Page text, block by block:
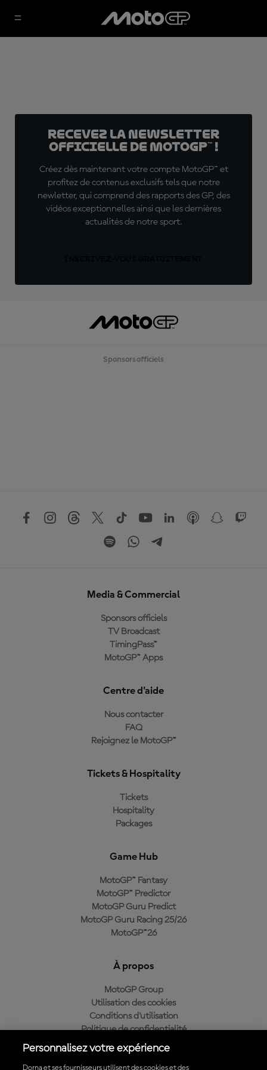
Recevez la Newsletter
officielle de MotoGP™ !
Créez dès maintenant votre compte MotoGP™ et
profitez de contenus exclusifs tels que notre
newletter, qui comprend des rapports des GP, des
vidéos exceptionnelles ainsi que les dernières
actualités de notre sport.
Sponsors officiels
Media & Commercial
Sponsors officiels
TV Broadcast
TimingPass™
MotoGP™ Apps
Centre d'aide
Nous contacter
FAQ
Rejoignez le MotoGP™
Tickets & Hospitality
Tickets
Hospitality
Packages
Game Hub
MotoGP™ Fantasy
MotoGP™ Predictor
MotoGP Guru Predict
MotoGP Guru Racing 25/26
MotoGP™26
À propos
MotoGP Group
Utilisation des cookies
Conditions d'utilisation
Politique de confidentialité
Politique d’achat
Personnalisez votre expérience
Dorna et ses fournisseurs utilisent des cookies et des